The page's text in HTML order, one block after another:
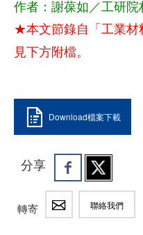
作者：謝葆如／工研院
★本文節錄自「工業材
見下方附檔。
Download檔案下載
分享
轉寄 聯絡我們